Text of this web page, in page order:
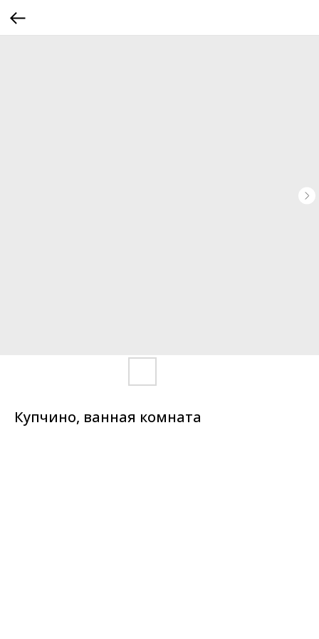
Купчино, ванная комната